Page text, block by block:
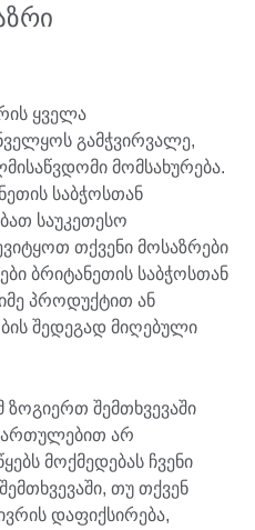
ყველა
გამჭვირვალე,
მომსახურება.
საბჭოსთან
საუკეთესო
თქვენი მოსაზრები
ბრიტანეთის საბჭოსთან
პროდუქტით ან
შედეგად მიღებული
ზოგიერთ შემთხვევაში
არ
მოქმედებას ჩვენი
თუ თქვენ
დაფიქსირება,